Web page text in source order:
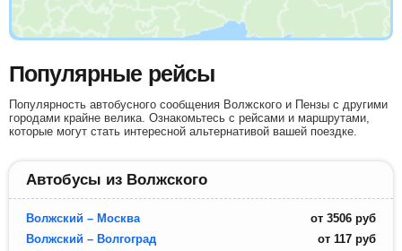
Популярные рейсы
Популярность автобусного сообщения Волжского и Пензы с другими
городами крайне велика. Ознакомьтесь с рейсами и маршрутами,
которые могут стать интересной альтернативой вашей поездке.
Автобусы из Волжского
Волжский – Москва от 3506 руб
Волжский – Волгоград
от 117 руб